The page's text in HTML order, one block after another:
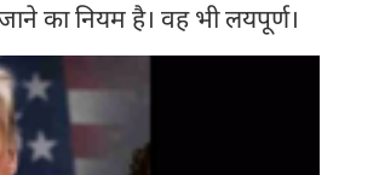
का नियम है। वह भी लयपूर्ण।